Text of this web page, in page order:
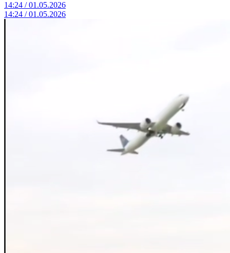
14:24 / 01.05.2026
14:24 / 01.05.2026